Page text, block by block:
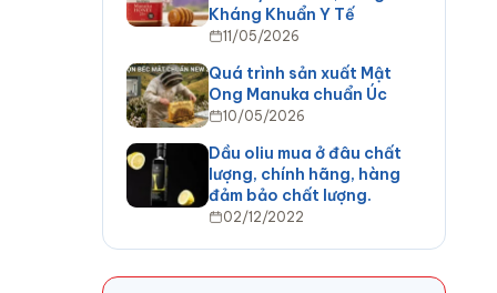
Kháng Khuẩn Y Tế
11/05/2026
Quá trình sản xuất Mật
Ong Manuka chuẩn Úc
10/05/2026
Dầu oliu mua ở đâu chất
lượng, chính hãng, hàng
đảm bảo chất lượng.
02/12/2022